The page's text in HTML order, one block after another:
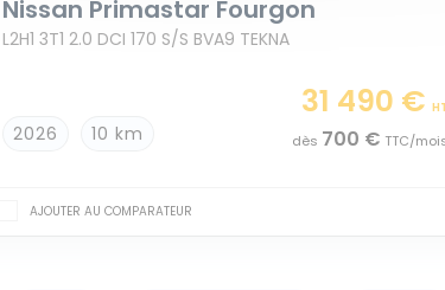
Nissan Primastar Fourgon
L2H1 3T1 2.0 DCI 170 S/S BVA9 TEKNA
2026 10 km
31 490 €
dès 700 € TTC/
AJOUTER AU COMPARATEUR